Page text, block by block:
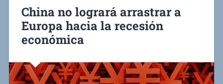
China no logrará arrastrar a
Europa hacia la recesión
económica